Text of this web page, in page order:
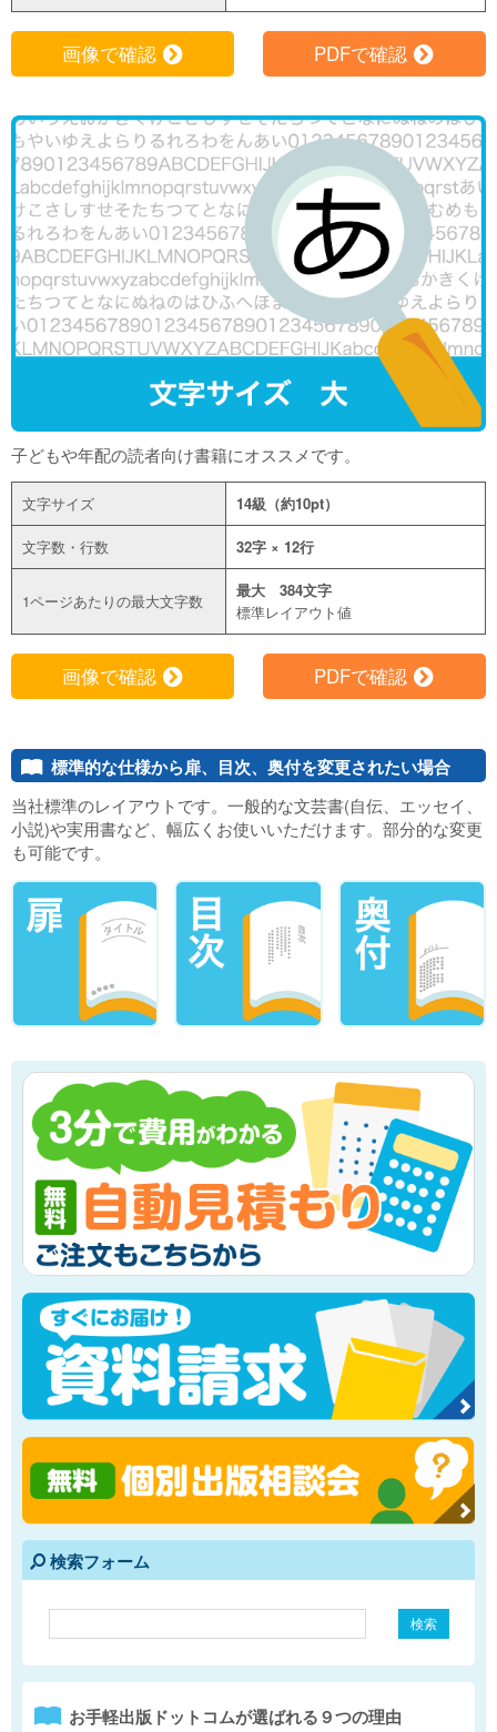
画像で確認 f PDFで確認 f
子どもや年配の読者向け書籍にオススメです。
文字サイズ 14級（約10pt）
文字数・行数 32字 × 12行
1ページあたりの最大文字数
最大 384文字
標準レイアウト値
画像で確認 f PDFで確認 f
1 標準的な仕様から扉、目次、奥付を変更されたい場合
当社標準のレイアウトです。一般的な文芸書(自伝、エッセイ、
小説)や実用書など、幅広くお使いいただけます。部分的な変更
も可能です。
e 検索フォーム
1 お手軽出版ドットコムが選ばれる９つの理由